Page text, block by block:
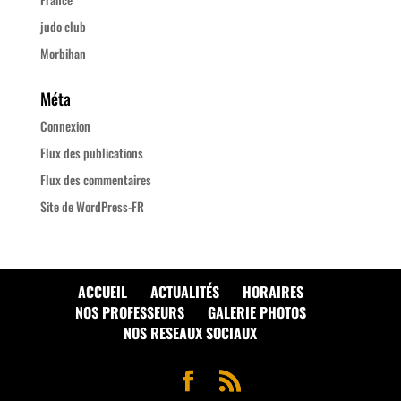
judo club
Morbihan
Méta
Connexion
Flux des publications
Flux des commentaires
Site de WordPress-FR
ACCUEIL ACTUALITÉS
HORAIRES
NOS PROFESSEURS
GALERIE PHOTOS
NOS RESEAUX SOCIAUX